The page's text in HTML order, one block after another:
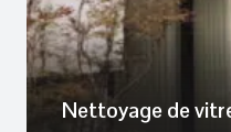
Nettoyage de